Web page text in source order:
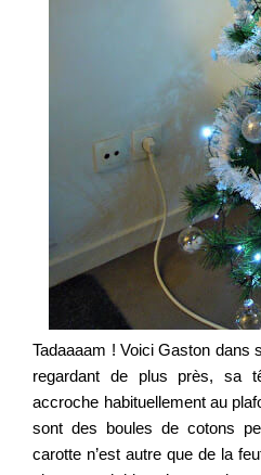
Tadaaaam ! Voici Gaston dans
regardant de plus près, sa
accroche habituellement au
sont des boules de cotons
carotte n’est autre que de la